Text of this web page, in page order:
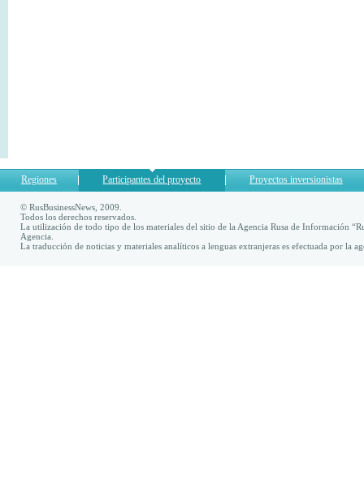
Regiones Participantes del proyecto Proyectos inversionistas
© RusBusinessNews, 2009.
Todos los derechos reservados.
La utilización de todo tipo de los materiales del sitio de la Agencia Rusa de Información
Agencia.
La traducción de noticias y materiales analíticos a lenguas extranjeras es efectuada por la